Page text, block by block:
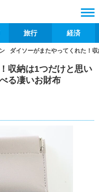
旅行 経済
ダイソーがまたやってくれた！
収納は1つだけと思い
る凄いお財布